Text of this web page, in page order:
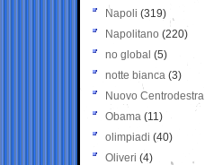
Napoli (319)
Napolitano (220)
no global (5)
notte bianca (3)
Nuovo Centrodestra
Obama (11)
olimpiadi (40)
Oliveri (4)